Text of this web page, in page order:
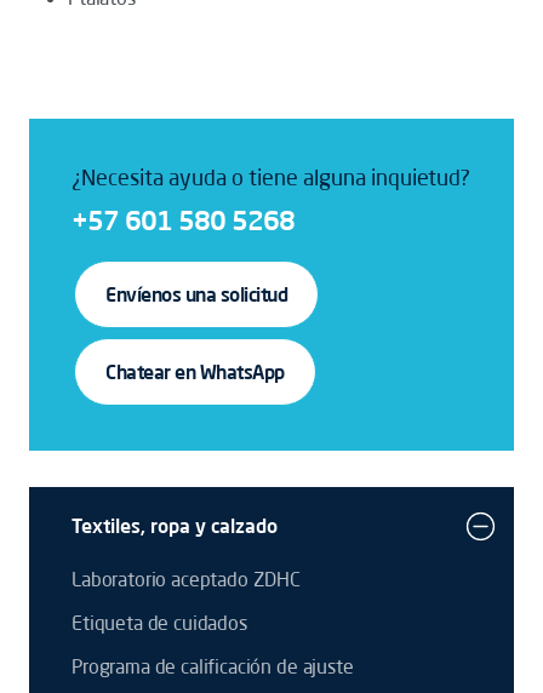
¿Necesita ayuda o tiene alguna inquietud?
+57 601 580 5268
Envíenos una solicitud
Chatear en WhatsApp
Textiles, ropa y calzado
Laboratorio aceptado ZDHC
Etiqueta de cuidados
Programa de calificación de ajuste